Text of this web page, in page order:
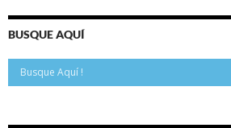
BUSQUE AQUÍ